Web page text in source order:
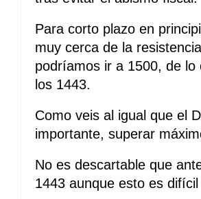
Para corto plazo en
muy cerca de la
podríamos ir a 1500, de
los 1443.
Como veis al igual que el
importante, superar
No es descartable que
1443 aunque esto es difícil